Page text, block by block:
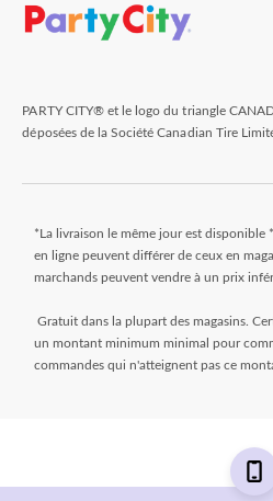
PARTY CITY® et le logo du triangle
déposées de la Société Canadian Tire
*La livraison le même jour est disponible
en ligne peuvent différer de ceux en
marchands peuvent vendre à un prix
Gratuit dans la plupart des magasins.
un montant minimum minimal pour
commandes qui n'atteignent pas ce
entrez le code postal sur la page de
pour déterminer si une livraison le jour